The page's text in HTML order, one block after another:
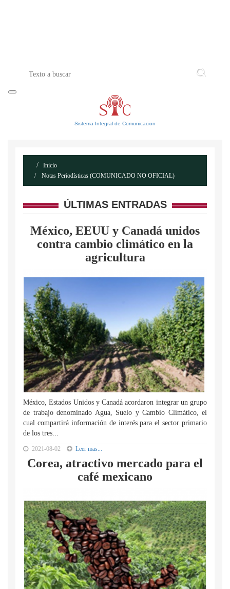
Sistema Integral de Comunicacion
Inicio
Notas Periodísticas (COMUNICADO NO OFICIAL)
ÚLTIMAS ENTRADAS
México, EEUU y Canadá unidos
contra cambio climático en la
agricultura
México, Estados Unidos y Canadá acordaron integrar un grupo
de trabajo denominado Agua, Suelo y Cambio Climático, el
cual compartirá información de interés para el sector primario
de los tres...
2021-08-02 Leer mas...
Corea, atractivo mercado para el
café mexicano